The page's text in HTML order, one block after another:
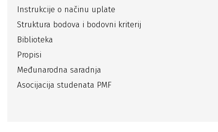
Instrukcije o načinu uplate
Struktura bodova i bodovni kriterij
Biblioteka
Propisi
Međunarodna saradnja
Asocijacija studenata PMF